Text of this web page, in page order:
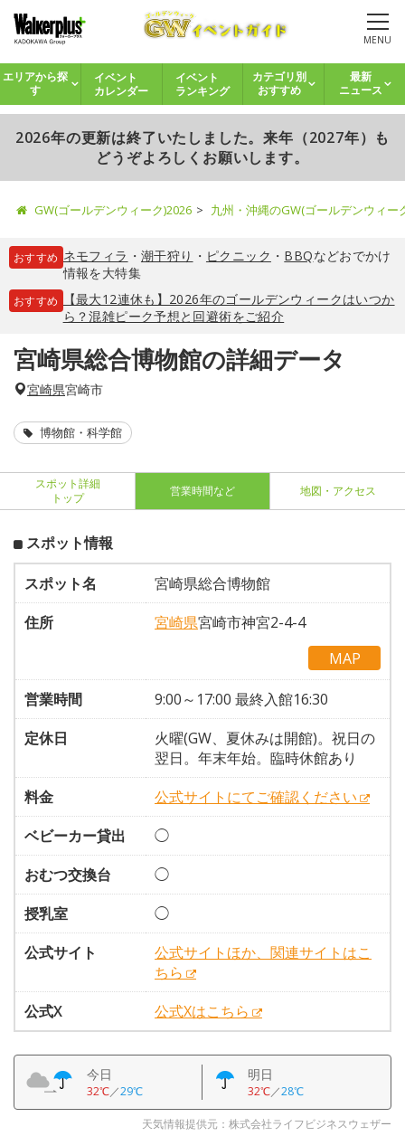
MENU
エリアから探
す
イベント
カレンダー
イベント
ランキング
カテゴリ別
おすすめ
最新
ニュース
2026年の更新は終了いたしました。来年（2027年）も
どうぞよろしくお願いします。
GW(ゴールデンウィーク)2026 九州・沖縄のGW(ゴールデンウィ
おすすめ ネモフィラ ・ 潮干狩り ・ ピクニック ・ BBQなどおでかけ
情報を大特集
おすすめ
【最大12連休も】2026年のゴールデンウィークはいつか
ら？混雑ピーク予想と回避術をご紹介
宮崎県総合博物館の詳細データ
宮崎県宮崎市
博物館・科学館
スポット詳細
トップ
営業時間など 地図・アクセス
スポット情報
スポット名
宮崎県総合博物館
住所
宮崎県宮崎市神宮2-4-4
MAP
営業時間
9:00～17:00 最終入館16:30
定休日
火曜(GW、夏休みは開館)。祝日の
翌日。年末年始。臨時休館あり
料金
公式サイトにてご確認ください
ベビーカー貸出
◯
おむつ交換台
◯
授乳室
◯
公式サイト
公式サイトほか、関連サイトはこ
ちら
公式X
公式Xはこちら
今日
32℃／29℃
明日
32℃／28℃
天気情報提供元：株式会社ライフビジネスウェザー